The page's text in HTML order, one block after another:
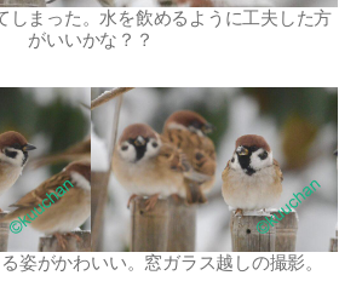
しまった。水を飲めるように工夫した方
がいいかな？？
姿がかわいい。窓ガラス越しの撮影。